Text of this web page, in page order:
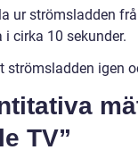
ur strömsladden
i cirka 10 sekunder.
strömsladden igen
TV”